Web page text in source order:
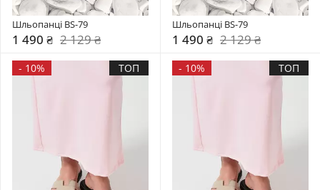
Шльопанці BS-79
1 490 ₴ 2 129 ₴
Шльопанці BS-79
1 490 ₴ 2 129 ₴
- 10% ТОП - 10% ТОП